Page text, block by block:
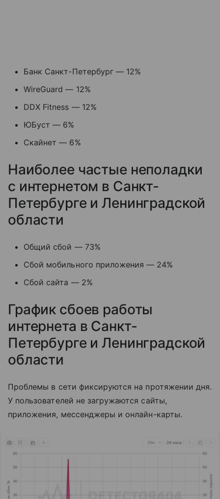
Банк Санкт-Петербург — 12%
WireGuard — 12%
DDX Fitness — 12%
ЮБуст — 6%
Скайнет — 6%
Наиболее частые неполадки
с интернетом в Санкт-
Петербурге и Ленинградской
области
Общий сбой — 73%
Сбой мобильного приложения — 24%
Сбой сайта — 2%
График сбоев работы
интернета в Санкт-
Петербурге и Ленинградской
области
Проблемы в сети фиксируются на протяжении дня.
У пользователей не загружаются сайты,
приложения, мессенджеры и онлайн-карты.